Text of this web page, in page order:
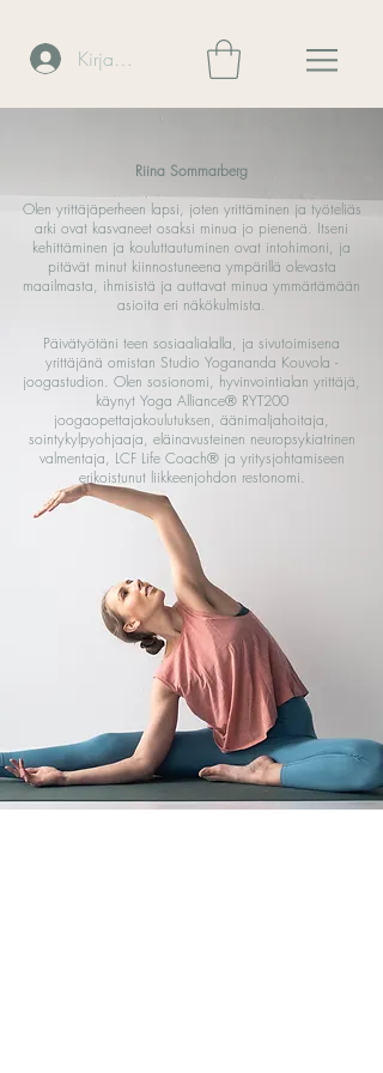
Kirjaudu
Riina Sommarberg
Olen yrittäjäperheen lapsi, joten yrittäminen ja työteliäs
arki ovat kasvaneet osaksi minua jo pienenä. Itseni
kehittäminen ja kouluttautuminen ovat intohimoni, ja
pitävät minut kiinnostuneena ympärillä olevasta
maailmasta, ihmisistä ja auttavat minua ymmärtämään
asioita eri näkökulmista.
Päivätyötäni teen sosiaalialalla, ja sivutoimisena
yrittäjänä omistan Studio Yogananda Kouvola -
joogastudion. Olen sosionomi, hyvinvointialan yrittäjä,
käynyt Yoga Alliance® RYT200
joogaopettajakoulutuksen, äänimaljahoitaja,
sointykylpyohjaaja, eläinavusteinen neuropsykiatrinen
valmentaja, LCF Life Coach®ja yritysjohtamiseen
erikoistunut liikkeenjohdon restonomi.